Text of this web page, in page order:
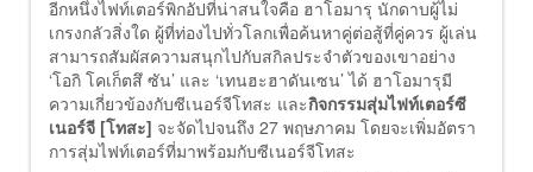
อีกหนึ่งไฟท์เตอร์พิกอัปที่น่าสนใจคือ ฮาโอมารุ นักดาบผู้ไม่
เกรงกลัวสิ่งใด ผู้ที่ท่องไปทั่วโลกเพื่อค้นหาคู่ต่อสู้ที่คู่ควร ผู้เล่น
สามารถสัมผัสความสนุกไปกับสกิลประจำตัวของเขาอย่าง
‘โอกิ โคเก็ตสึ ซัน’ และ ‘เทนฮะฮาดันเซน’ ได้ ฮาโอมารุมี
ความเกี่ยวข้องกับซีเนอร์จีโทสะ และกิจกรรมสุ่มไฟท์เตอร์ซี
เนอร์จี [โทสะ] จะจัดไปจนถึง 27 พฤษภาคม โดยจะเพิ่มอัตรา
การสุ่มไฟท์เตอร์ที่มาพร้อมกับซีเนอร์จีโทสะ